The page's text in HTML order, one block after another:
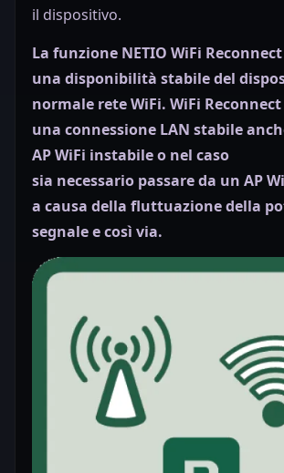
il dispositivo.
La funzione NETIO WiFi
una disponibilità stabile del
normale rete WiFi. WiFi
una connessione LAN stabile
AP WiFi instabileo nel caso
sia necessario passare da un AP
a causa della fluttuazione della
segnale e così via.